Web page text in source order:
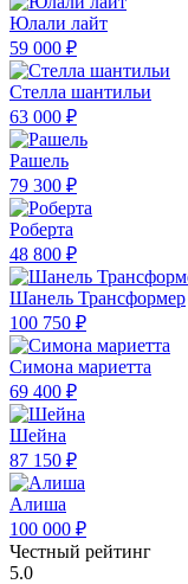
Юлали лайт
59 000 ₽
Стелла шантильи
63 000 ₽
Рашель
79 300 ₽
Роберта
48 800 ₽
Шанель Трансформер
100 750 ₽
Симона мариетта
69 400 ₽
Шейна
87 150 ₽
Алиша
100 000 ₽
Честный рейтинг
5.0